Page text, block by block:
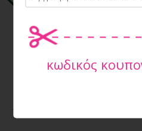
ROSEWOOD
κωδικός